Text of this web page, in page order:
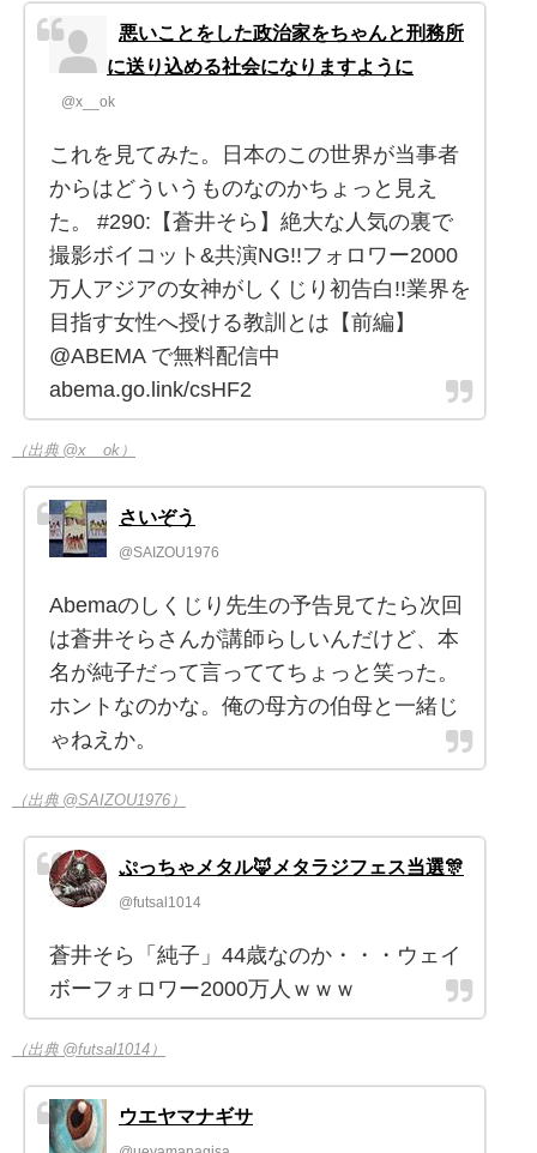
悪いことをした政治家をちゃんと刑務所
に送り込める社会になりますように
@x__ok
これを見てみた。日本のこの世界が当事者
からはどういうものなのかちょっと見え
た。 #290:【蒼井そら】絶大な人気の裏で
撮影ボイコット&共演NG!!フォロワー2000
万人アジアの女神がしくじり初告白!!業界を
目指す女性へ授ける教訓とは【前編】
@ABEMA で無料配信中
abema.go.link/csHF2
（出典 @x__ok）
さいぞう
@SAIZOU1976
Abemaのしくじり先生の予告見てたら次回
は蒼井そらさんが講師らしいんだけど、本
名が純子だって言っててちょっと笑った。
ホントなのかな。俺の母方の伯母と一緒じ
ゃねえか。
（出典 @SAIZOU1976）
ぷっちゃメタル🦊メタラジフェス当選🎊
@futsal1014
蒼井そら「純子」44歳なのか・・・ウェイ
ボーフォロワー2000万人ｗｗｗ
（出典 @futsal1014）
ウエヤマナギサ